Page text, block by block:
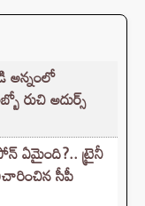
అన్నంలో
రుచి అదుర్స్
ఏమైంది?.. ట్రైనీ
సీపీ